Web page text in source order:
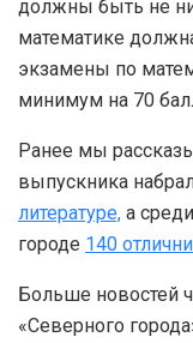
должны быть не
математике
экзамены по
минимум на 70
Ранее мы
выпускника
литературе, а
городе 140
Больше новостей
«Северного